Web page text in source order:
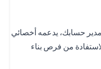
حسابك، يدعمه أخصائي
من فرص بناء